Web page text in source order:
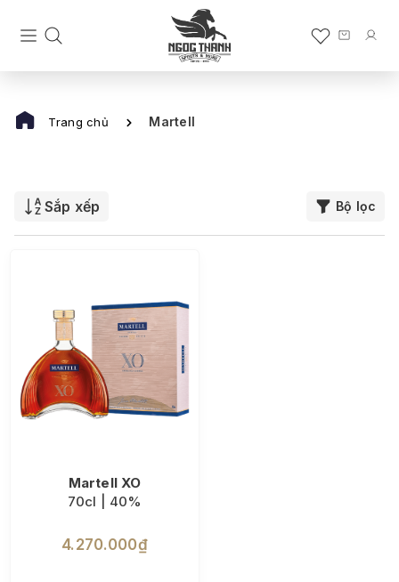
Trang chủ Martell
Sắp xếp Bộ lọc
Martell XO
70cl | 40%
4.270.000₫